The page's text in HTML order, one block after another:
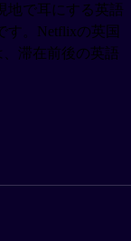
地で耳にする英語
す。Netflixの英国
、滞在前後の英語